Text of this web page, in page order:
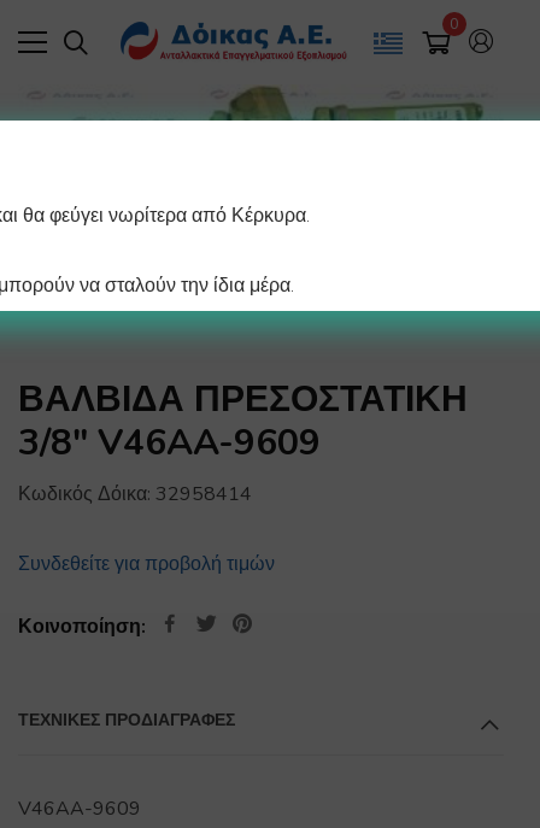
0
ΒΑΛΒΙΔΑ ΠΡΕΣΟΣΤΑΤΙΚΗ
3/8″ V46AA-9609
Κωδικός Δόικα: 32958414
Συνδεθείτε για προβολή τιμών
Κοινοποίηση:
ΤΕΧΝΙΚΕΣ ΠΡΟΔΙΑΓΡΑΦΕΣ
V46AA-9609
θα φεύγει νωρίτερα από Κέρκυρα.
να σταλούν την ίδια μέρα.